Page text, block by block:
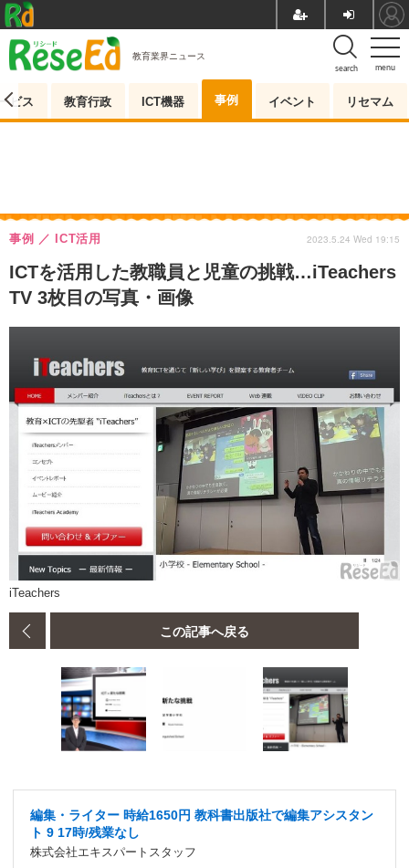
menu
search
教育業界ニュース
ビス 教育行政 ICT機器 事例 イベント リセマム
ICTを活用した教職員と児童の挑戦…iTeachers
TV 3枚目の写真・画像
事例 ICT活用 2023.5.24 Wed 19:15
iTeachers
この記事へ戻る
編集・ライター 時給1650円 教科書出版社で編集アシスタン
ト 9 17時/残業なし
株式会社エキスパートスタッフ